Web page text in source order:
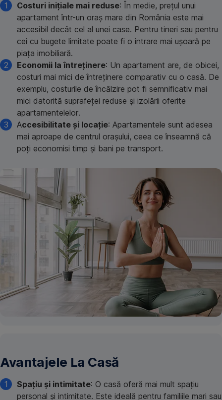
Costuri inițiale mai reduse: În medie, prețul unui
apartament într-un oraș mare din România este mai
accesibil decât cel al unei case. Pentru tineri sau pentru
cei cu bugete limitate poate fi o intrare mai ușoară pe
piața imobiliară.
Economii la întreținere: Un apartament are, de obicei,
costuri mai mici de întreținere comparativ cu o casă. De
exemplu, costurile de încălzire pot fi semnificativ mai
mici datorită suprafeței reduse și izolării oferite
apartamentelelor.
Accesibilitate și locație: Apartamentele sunt adesea
mai aproape de centrul orașului, ceea ce înseamnă că
poți economisi timp și bani pe transport.
Avantajele La Casă
Spațiu și intimitate: O casă oferă mai mult spațiu
personal și intimitate. Este ideală pentru familiile mari sau